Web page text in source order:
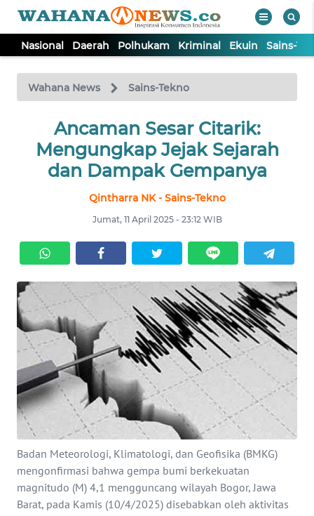
Nasional Daerah Polhukam Kriminal Ekuin Sains-
Wahana News Sains-Tekno
Ancaman Sesar Citarik:
Mengungkap Jejak Sejarah
dan Dampak Gempanya
Qintharra NK - Sains-Tekno
Jumat, 11 April 2025 - 23:12 WIB
Badan Meteorologi, Klimatologi, dan Geofisika (BMKG)
mengonfirmasi bahwa gempa bumi berkekuatan
magnitudo (M) 4,1 mengguncang wilayah Bogor, Jawa
Barat, pada Kamis (10/4/2025) disebabkan oleh aktivitas
TV
Tutup
NASIONAL
DAERAH
KRIMINAL
EKUIN
SAINS-TEKNO
KESEHATAN
INTERNASIONAL
SERBA-SERBI
PENDIDIKAN